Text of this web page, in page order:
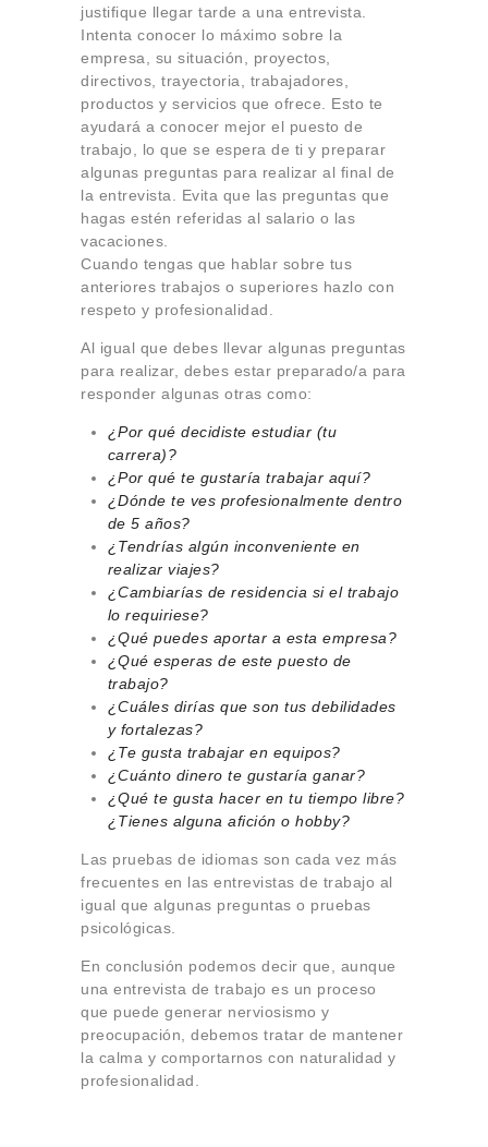
justifique llegar tarde a una entrevista.
Intenta conocer lo máximo sobre la
empresa, su situación, proyectos,
directivos, trayectoria, trabajadores,
productos y servicios que ofrece. Esto te
ayudará a conocer mejor el puesto de
trabajo, lo que se espera de ti y preparar
algunas preguntas para realizar al final de
la entrevista. Evita que las preguntas que
hagas estén referidas al salario o las
vacaciones.
Cuando tengas que hablar sobre tus
anteriores trabajos o superiores hazlo con
respeto y profesionalidad.
Al igual que debes llevar algunas preguntas
para realizar, debes estar preparado/a para
responder algunas otras como:
¿Por qué decidiste estudiar (tu
carrera)?
¿Por qué te gustaría trabajar aquí?
¿Dónde te ves profesionalmente dentro
de 5 años?
¿Tendrías algún inconveniente en
realizar viajes?
¿Cambiarías de residencia si el trabajo
lo requiriese?
¿Qué puedes aportar a esta empresa?
¿Qué esperas de este puesto de
trabajo?
¿Cuáles dirías que son tus debilidades
y fortalezas?
¿Te gusta trabajar en equipos?
¿Cuánto dinero te gustaría ganar?
¿Qué te gusta hacer en tu tiempo libre?
¿Tienes alguna afición o hobby?
Las pruebas de idiomas son cada vez más
frecuentes en las entrevistas de trabajo al
igual que algunas preguntas o pruebas
psicológicas.
En conclusión podemos decir que, aunque
una entrevista de trabajo es un proceso
que puede generar nerviosismo y
preocupación, debemos tratar de mantener
la calma y comportarnos con naturalidad y
profesionalidad.